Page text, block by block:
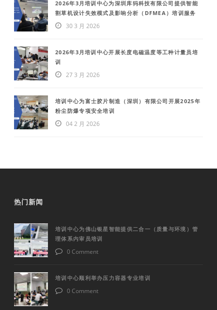
2026年3月培训中心为深圳库犸科技有限公司提供智能
割草机设计失效模式及影响分析（DFMEA）培训服务
30 3 月 2026
2026年3月培训中心开展长度电磁温度等工种计量员培
训
27 3 月 2026
培训中心为富士胶片制造（深圳）有限公司开展2025年
粉尘防爆专项安全培训
04 2 月 2026
热门新闻
培训中心为佛山银星智能提供二合一（质量与环境）管
理体系内审员培训
0 Comment
培训中心顺利举办压力容器专业培训
0 Comment